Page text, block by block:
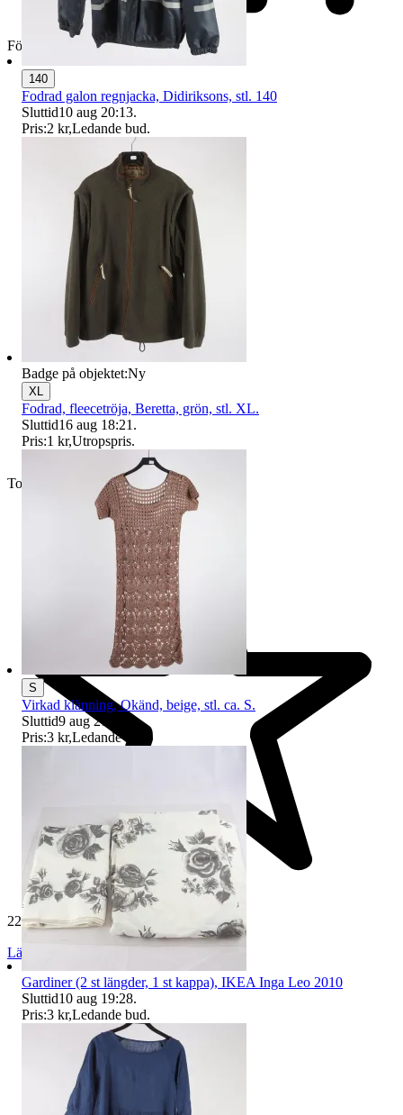
Företag
Toppsäljare
229 511 omdömen
Läs omdömen
140
Fodrad galon regnjacka, Didiriksons, stl. 140
Sluttid10 aug 20:13.
Pris:2 kr,Ledande bud.
Badge på objektet:Ny
XL
Fodrad, fleecetröja, Beretta, grön, stl. XL.
Sluttid16 aug 18:21 .
Pris:1 kr,Utropspris.
S
Virkad klänning, Okänd, beige, stl. ca. S.
Sluttid9 aug 21:39
Pris:3 kr,Ledande bud
Gardiner (2 st längder, 1 st kappa), IKEA Inga Leo 2010
Sluttid10 aug 19:28.
Pris:3 kr,Ledande bud.